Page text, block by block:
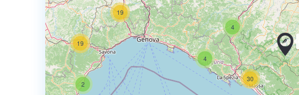
2
4
19
19
4
30